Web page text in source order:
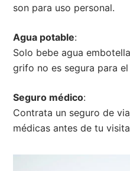
son para uso personal.
Agua potable:
Solo bebe agua
grifo no es segura para
Seguro médico:
Contrata un seguro de
médicas antes de tu